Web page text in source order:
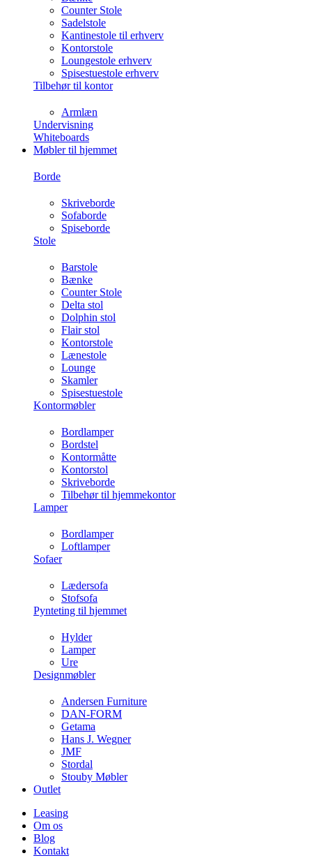
Counter Stole
Sadelstole
Kantinestole til erhverv
Kontorstole
Loungestole erhverv
Spisestuestole erhverv
Tilbehør til kontor
Armlæn
Undervisning
Whiteboards
Møbler til hjemmet
Borde
Skriveborde
Sofaborde
Spiseborde
Stole
Barstole
Bænke
Counter Stole
Delta stol
Dolphin stol
Flair stol
Kontorstole
Lænestole
Lounge
Skamler
Spisestuestole
Kontormøbler
Bordlamper
Bordstel
Kontormåtte
Kontorstol
Skriveborde
Tilbehør til hjemmekontor
Lamper
Bordlamper
Loftlamper
Sofaer
Lædersofa
Stofsofa
Pynteting til hjemmet
Hylder
Lamper
Ure
Designmøbler
Andersen Furniture
DAN-FORM
Getama
Hans J. Wegner
JMF
Stordal
Stouby Møbler
Outlet
Leasing
Om os
Blog
Kontakt